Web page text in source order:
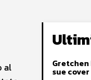
al
Gretchen
sue